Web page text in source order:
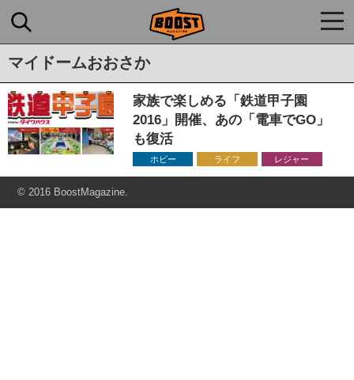
マイドームおおさか
家族で楽しめる「鉄道甲子園
2016」開催、あの「電車でGO」
も復活
ホビー ライフ レジャー
© 2016 BoostMagazine.